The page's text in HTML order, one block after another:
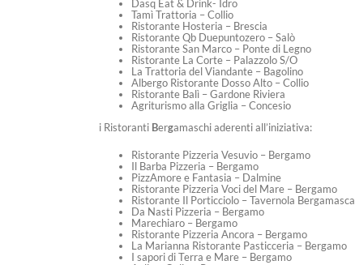
Dasq Eat & Drink- Idro
Tamì Trattoria – Collio
Ristorante Hosteria – Brescia
Ristorante Qb Duepuntozero – Salò
Ristorante San Marco – Ponte di Legno
Ristorante La Corte – Palazzolo S/O
La Trattoria del Viandante – Bagolino
Albergo Ristorante Dosso Alto – Collio
Ristorante Balì – Gardone Riviera
Agriturismo alla Griglia – Concesio
i Ristoranti Bergamaschi aderenti all’iniziativa:
Ristorante Pizzeria Vesuvio – Bergamo
Il Barba Pizzeria – Bergamo
PizzAmore e Fantasia – Dalmine
Ristorante Pizzeria Voci del Mare – Bergamo
Ristorante Il Porticciolo – Tavernola Bergamasca
Da Nasti Pizzeria – Bergamo
Marechiaro – Bergamo
Ristorante Pizzeria Ancora – Bergamo
La Marianna Ristorante Pasticceria – Bergamo
I sapori di Terra e Mare – Bergamo